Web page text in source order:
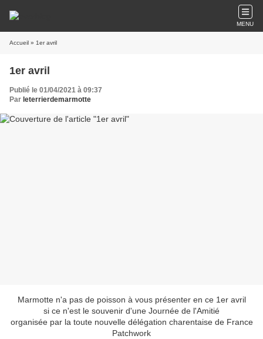
MENU
Accueil » 1er avril
1er avril
Publié le 01/04/2021 à 09:37
Par leterrierdemarmotte
Marmotte n'a pas de poisson à vous présenter en ce 1er avril
si ce n'est le souvenir d'une Journée de l'Amitié
organisée par la toute nouvelle délégation charentaise de France
Patchwork